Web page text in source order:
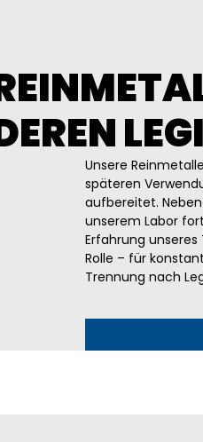
Unsere
späteren
aufbereitet.
unserem Labor
Erfahrung
Rolle – für
Trennung nach